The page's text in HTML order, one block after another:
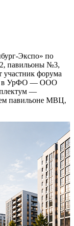
Экспо» по
павильоны №3,
участник форума
в УрФО — ООО
—
ем павильоне МВЦ,